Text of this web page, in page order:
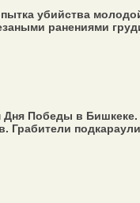
убийства
ранениями
Победы в
Грабители